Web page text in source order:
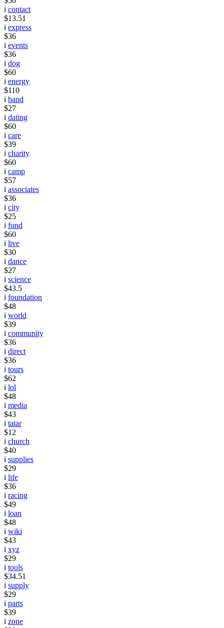
i contact
$13.51
i express
$36
i events
$36
i dog
$60
i energy
$110
i band
$27
i dating
$60
i care
$39
i charity
$60
i camp
$57
i associates
$36
i city
$25
i fund
$60
i live
$30
i dance
$27
i science
$43.5
i foundation
$48
i world
$39
i community
$36
i direct
$36
i tours
$62
i lol
$48
i media
$43
i tatar
$12
i church
$40
i supplies
$29
i life
$36
i racing
$49
i loan
$48
i wiki
$43
i xyz
$29
i tools
$34.51
i supply
$29
i parts
$39
i zone